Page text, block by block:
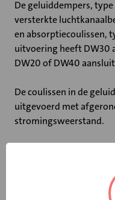
De geluiddempers,
versterkte
en absorptiecoulissen,
uitvoering heeft DW30
DW20 of DW40
De coulissen in de
uitgevoerd met
stromingsweerstand.
• Coulissedikte van
• Ook leverbaar met
• Niet-brandbaar